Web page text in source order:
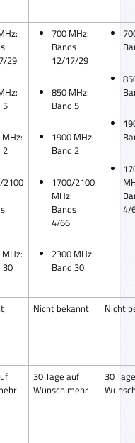
29
5
2
2100
30
700 MHz:
Bands
12/17/29
850 MHz:
Band 5
1900 MHz:
Band 2
1700/2100
MHz:
Bands
4/66
2300 MHz:
Band 30
4/
Nicht bekannt Nicht
30 Tage auf
Wunsch mehr
30